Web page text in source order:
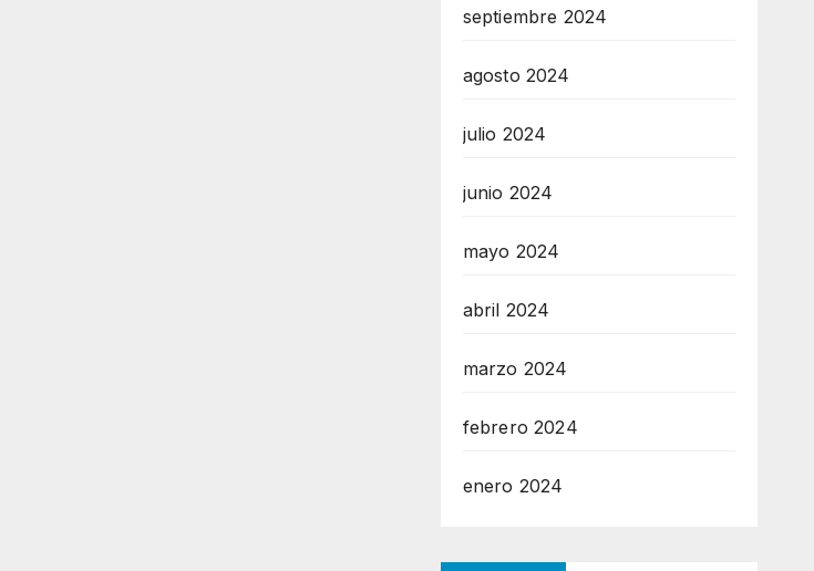
septiembre 2024
agosto 2024
julio 2024
junio 2024
mayo 2024
abril 2024
marzo 2024
febrero 2024
enero 2024